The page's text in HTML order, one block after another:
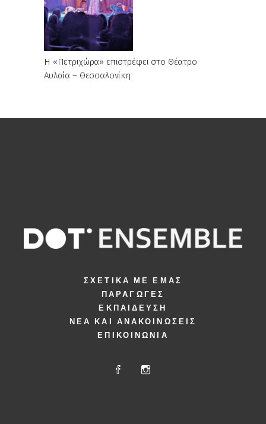
Η «Πετριχώρα» επιστρέφει στο Θέατρο
Αυλαία – Θεσσαλονίκη
ΣΧΕΤΙΚΆ ΜΕ ΕΜΆΣ
ΠΑΡΑΓΩΓΈΣ
ΕΚΠΑΊΔΕΥΣΗ
ΝΈΑ ΚΑΙ ΑΝΑΚΟΙΝΏΣΕΙΣ
ΕΠΙΚΟΙΝΩΝΊΑ